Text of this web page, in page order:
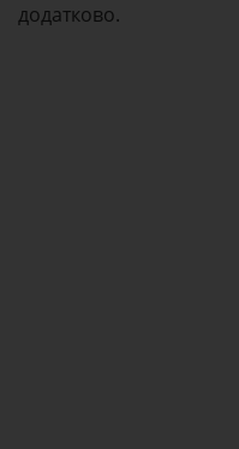
додатково.